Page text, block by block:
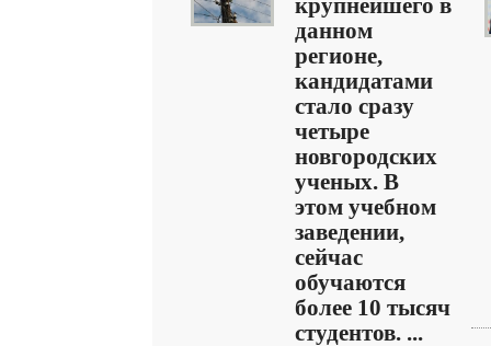
крупнейшего в
данном
регионе,
кандидатами
стало сразу
четыре
новгородских
ученых. В
этом учебном
заведении,
сейчас
обучаются
более 10 тысяч
студентов. ...